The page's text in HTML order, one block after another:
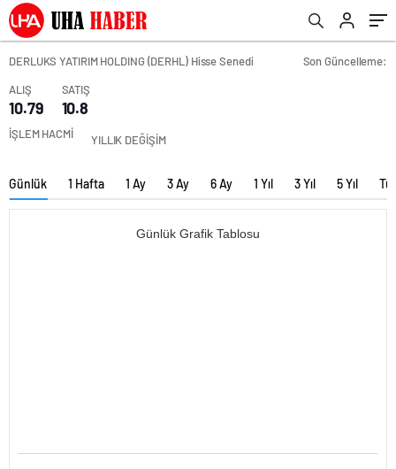
DERLUKS YATIRIM HOLDING (DERHL) Hisse Senedi
Son Güncelleme:
ALIŞ
10.79
SATIŞ
10.8
İŞLEM HACMİ YILLIK DEĞİŞİM
Günlük 1 Hafta 1 Ay 3 Ay 6 Ay 1 Yıl 3 Yıl 5 Yıl
Günlük Grafik Tablosu